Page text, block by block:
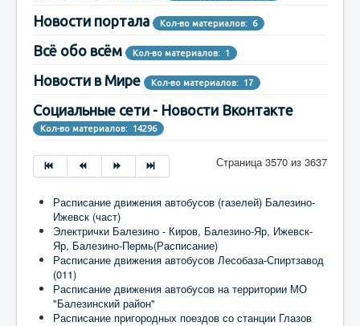
Новости портала Кол-во материалов: 6
Всё обо всём Кол-во материалов: 1
Новости в Мире Кол-во материалов: 17
Социальные сети - Новости Вконтакте
Кол-во материалов: 14296
Страница 3570 из 3637
Расписание движения автобусов (газелей) Балезино-
Ижевск (част)
Электрички Балезино - Киров, Балезино-Яр, Ижевск-
Яр, Балезино-Пермь(Расписание)
Расписание движения автобусов Лесобаза-Спиртзавод
(011)
Расписание движения автобусов на территории МО
"Балезинский район"
Расписание пригородных поездов со станции Глазов